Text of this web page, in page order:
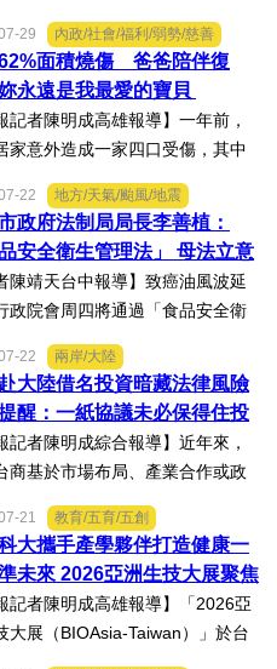
「2026WBAGlobalTripleChallen
美學現場賽」，展現紮實專業實
生聯手勇奪四金、...
29 內政/社會/福利/弱勢/慈善
面積燒傷 爸爸陪伴復
永遠是我最愛的寶貝
記者陳明成高雄報導】一年前，
家意外造成一家四口受傷，其中
在加護病房搶救超過兩個月，並
陽光基金會近一年的漫長復復健
下，芸芸將於八月重返...
22 地方/天氣/颱風/地震
政府法制局局長李善植：
品安全衛生管理法」 母法立意
但子法標準過於寬鬆、處罰欠
力、第一線缺乏足夠的人力
陳靖天台中報導】致癌油風波延
政院會周四將通過「食品安全衛
大修法重點，其中增訂地方主管
險導向查核機制、強化業者異常
任及加重通報不實處...
22 兩岸/大陸
大陸借名投資暗藏法律風險
醒：一紙協議未必保得住投
益記者陳明成綜合報導】近年來，
商基於市場布局、產業合作或政
而，看似便利的投資模式，卻可
股權歸屬、投資收益、經營控制
律責任等風險，一旦...
21 教育/五育/五創
大攜手產學夥伴打造健康一
未來 2026亞洲生技大展聚焦
健康創新實力
記者陳明成高雄報導】「2026亞
大展（BIOAsia-Taiwan）」於台